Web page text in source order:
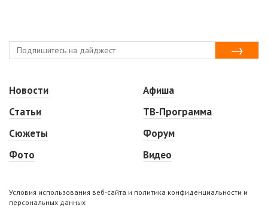
Новости
Статьи
Сюжеты
Фото
Афиша
ТВ-Программа
Форум
Видео
Условия использования веб-сайта и политика конфиденциальности и
персональных данных